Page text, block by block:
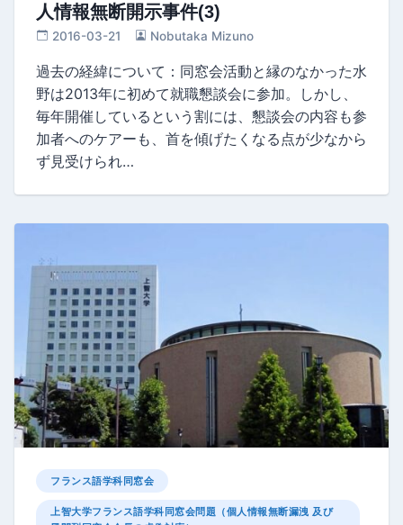
人情報無断開示事件(3)
2016-03-21 Nobutaka Mizuno
過去の経緯について：同窓会活動と縁のなかった水
野は2013年に初めて就職懇談会に参加。しかし、
毎年開催しているという割には、懇談会の内容も参
加者へのケアーも、首を傾げたくなる点が少なから
ず見受けられ…
フランス語学科同窓会
上智大学フランス語学科同窓会問題（個人情報無断漏洩 及び